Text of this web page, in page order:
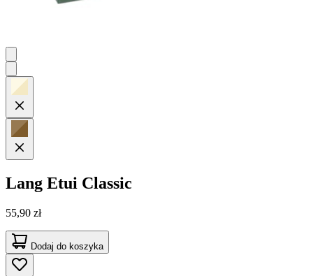
Lang Etui Classic
55,90 zł
Dodaj do koszyka